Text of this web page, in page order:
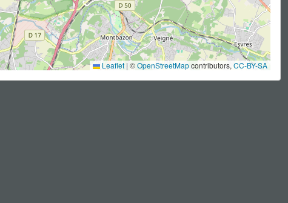
Leaflet | ©OpenStreetMapcontributors, CC-BY-SA